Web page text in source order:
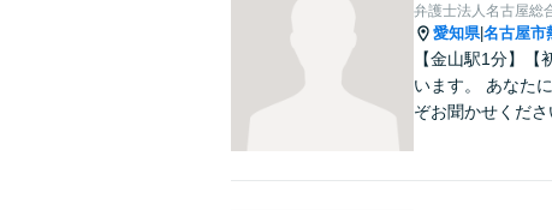
弁護士法人名古屋総
愛知県|名古屋市
【金山駅1分】
います。 あなた
ぞお聞かせくださ